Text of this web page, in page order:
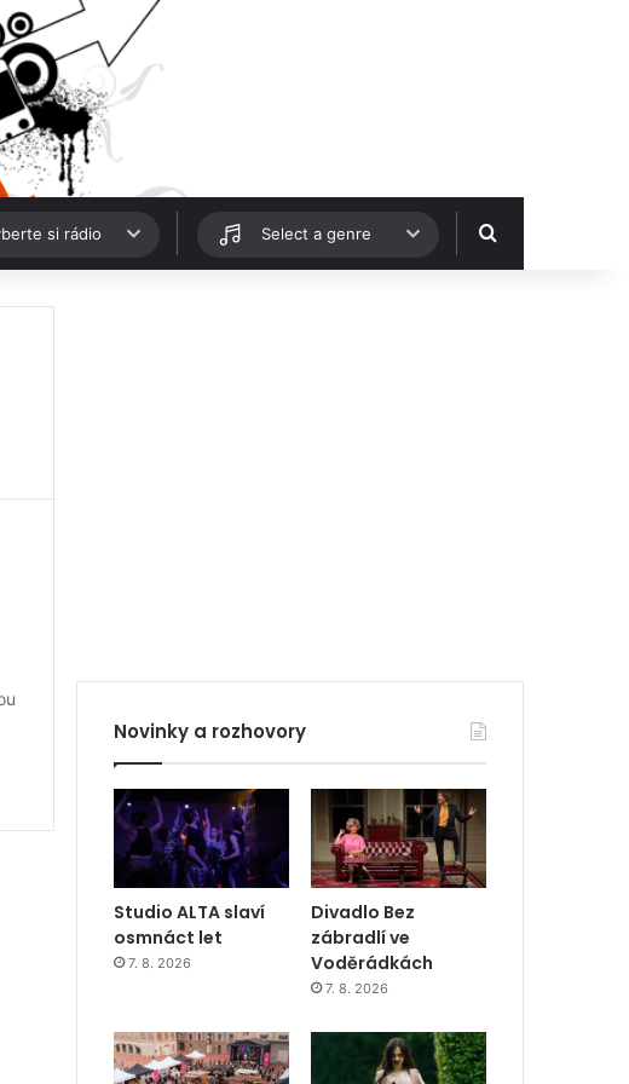
si rádio Select a genre Hledat
Novinky a rozhovory
Studio ALTA slaví
osmnáct let
7. 8. 2026
Divadlo Bez
zábradlí ve
Voděrádkách
7. 8. 2026